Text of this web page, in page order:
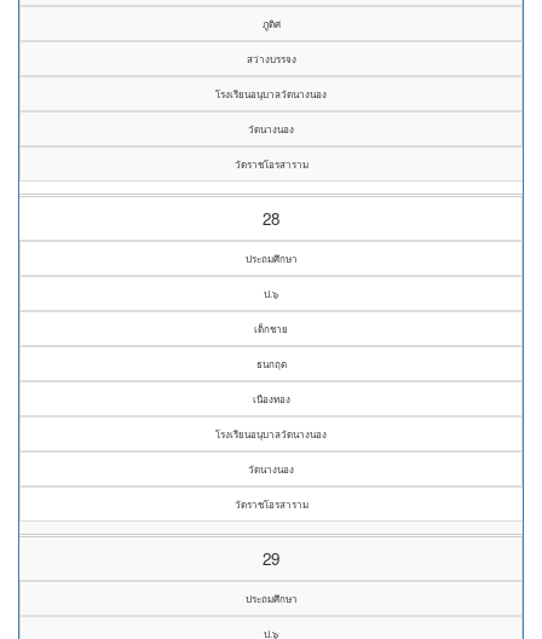
ภูดิศ
สว่างบรรจง
โรงเรียนอนุบาลวัดนางนอง
วัดนางนอง
วัดราชโอรสาราม
28
ประถมศึกษา
ป.๖
เด็กชาย
ธนกฤต
เนืองทอง
โรงเรียนอนุบาลวัดนางนอง
วัดนางนอง
วัดราชโอรสาราม
29
ประถมศึกษา
ป.๖